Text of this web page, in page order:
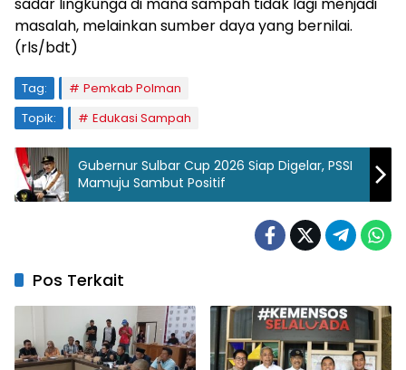
masalah, melainkan sumber daya yang bernilai.
(rls/bdt)
Tag:
Pemkab Polman
Topik:
Edukasi Sampah
Gubernur Sulbar Cup 2026 Siap Digelar, PSSI
Mamuju Sambut Positif
Pos Terkait